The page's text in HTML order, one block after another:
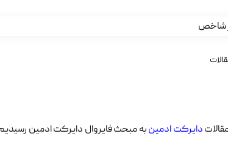
دایرکت ادمینبه مبحث فایروال دایرکت ادمین